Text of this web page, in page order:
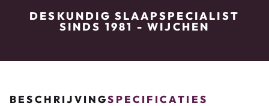
DESKUNDIG SLAAPSPECIALIST
SINDS 1981 - WIJCHEN
BESCHRIJVINGSPECIFICATIES